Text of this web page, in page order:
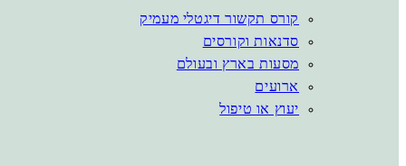
קורס תקשור דיגטלי מעמיק
סדנאות וקורסים
מסעות בארץ ובעולם
ארועים
יעוץ או טיפול